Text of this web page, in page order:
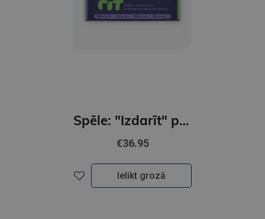
Spēle: "Izdarīt" prokrastinācijas mazināšanai
€36.95
Ielikt grozā